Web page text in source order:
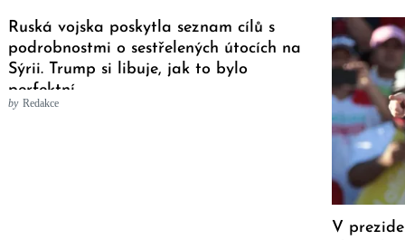
Ruská vojska poskytla seznam cílů s
podrobnostmi o sestřelených útocích na
Sýrii. Trump si libuje, jak to bylo
perfektní
by Redakce
V